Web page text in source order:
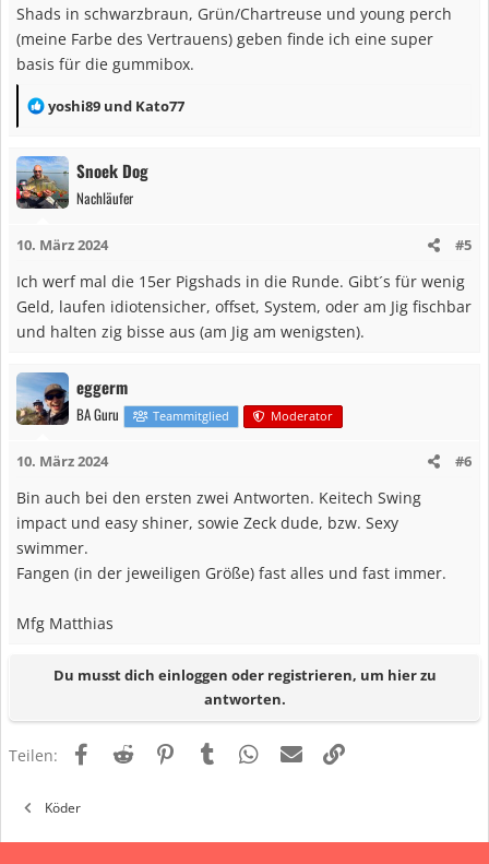
Shads in schwarzbraun, Grün/Chartreuse und young perch
(meine Farbe des Vertrauens) geben finde ich eine super
basis für die gummibox.
R
a
k
t
o
e
n
yoshi89 und Kato77
Snoek Dog
Nachläufer
10. März 2024 #5
Ich werf mal die 15er Pigshads in die Runde. Gibt´s für wenig
Geld, laufen idiotensicher, offset, System, oder am Jig fischbar
und halten zig bisse aus (am Jig am wenigsten).
eggerm
BA Guru Teammitglied Moderator
10. März 2024 #6
Bin auch bei den ersten zwei Antworten. Keitech Swing
impact und easy shiner, sowie Zeck dude, bzw. Sexy
swimmer.
Fangen (in der jeweiligen Größe) fast alles und fast immer.
Mfg Matthias
Du musst dich einloggen oder registrieren, um hier zu
antworten.
Teilen: FacebookReddit PinterestTumblr WhatsApp
E-Mail
Köder